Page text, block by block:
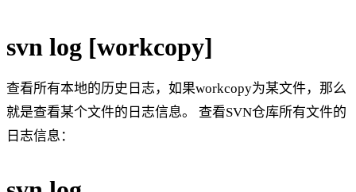
svn log [workcopy]
查看所有本地的历史日志，如果workcopy为某文件，那么
就是查看某个文件的日志信息。 查看SVN仓库所有文件的
日志信息：